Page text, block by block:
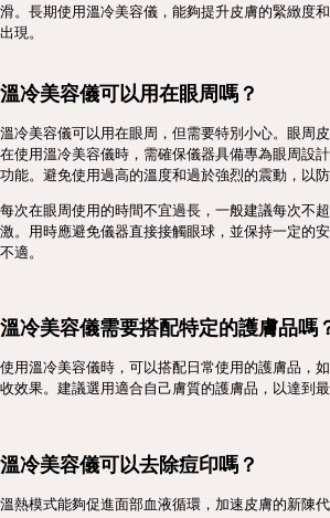
滑。長期使用溫冷美容儀，能夠提升皮膚的緊緻度
出現。
溫冷美容儀可以用在眼周嗎？
溫冷美容儀可以用在眼周，但需要特別小心。眼周
在使用溫冷美容儀時，需確保儀器具備專為眼周設
功能。避免使用過高的溫度和過於強烈的震動，以
每次在眼周使用的時間不宜過長，一般建議每次不
激。用時應避免儀器直接接觸眼球，並保持一定的
不適。
溫冷美容儀需要搭配特定的護膚品嗎
使用溫冷美容儀時，可以搭配日常使用的護膚品，
收效果。建議選用適合自己膚質的護膚品，以達到最
溫冷美容儀可以去除痘印嗎？
溫熱模式能夠促進面部血液循環，加速皮膚的新陳